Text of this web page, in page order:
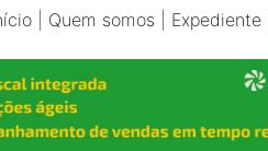
| Quem somos Expediente|